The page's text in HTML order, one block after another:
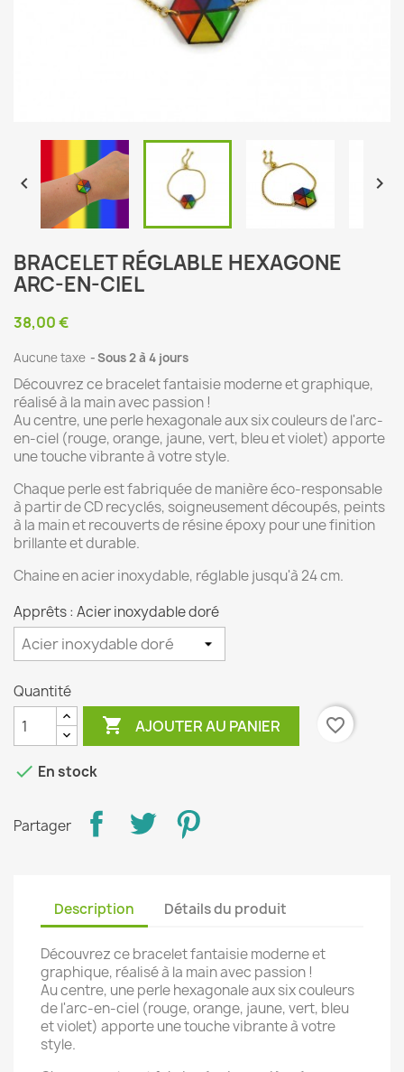
 
BRACELET RÉGLABLE HEXAGONE
ARC-EN-CIEL
38,00 €
Aucune taxe Sous 2 à 4 jours
Découvrez ce bracelet fantaisie moderne et graphique,
réalisé à la main avec passion !
Au centre, une perle hexagonale aux six couleurs de l'arc-
en-ciel (rouge, orange, jaune, vert, bleu et violet) apporte
une touche vibrante à votre style.
Chaque perle est fabriquée de manière éco-responsable
à partir de CD recyclés, soigneusement découpés, peints
à la main et recouverts de résine époxy pour une finition
brillante et durable.
Chaine en acier inoxydable, réglable jusqu'à 24 cm.
Apprêts : Acier inoxydable doré
Quantité
 AJOUTER AU PANIER favorite_border
 En stock
Partager
Description Détails du produit
Découvrez ce bracelet fantaisie moderne et
graphique, réalisé à la main avec passion !
Au centre, une perle hexagonale aux six couleurs
de l'arc-en-ciel (rouge, orange, jaune, vert, bleu
et violet) apporte une touche vibrante à votre
style.